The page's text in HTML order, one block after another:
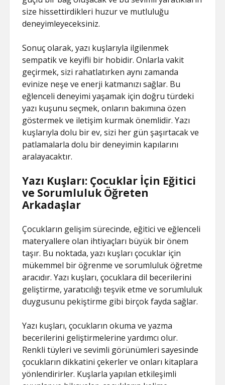
size hissettirdikleri huzur ve mutluluğu
deneyimleyeceksiniz.
Sonuç olarak, yazı kuşlarıyla ilgilenmek
sempatik ve keyifli bir hobidir. Onlarla vakit
geçirmek, sizi rahatlatırken aynı zamanda
evinize neşe ve enerji katmanızı sağlar. Bu
eğlenceli deneyimi yaşamak için doğru türdeki
yazı kuşunu seçmek, onların bakımına özen
göstermek ve iletişim kurmak önemlidir. Yazı
kuşlarıyla dolu bir ev, sizi her gün şaşırtacak ve
patlamalarla dolu bir deneyimin kapılarını
aralayacaktır.
Yazı Kuşları: Çocuklar İçin Eğitici
ve Sorumluluk Öğreten
Arkadaşlar
Çocukların gelişim sürecinde, eğitici ve eğlenceli
materyallere olan ihtiyaçları büyük bir önem
taşır. Bu noktada, yazı kuşları çocuklar için
mükemmel bir öğrenme ve sorumluluk öğretme
aracıdır. Yazı kuşları, çocuklara dil becerilerini
geliştirme, yaratıcılığı teşvik etme ve sorumluluk
duygusunu pekiştirme gibi birçok fayda sağlar.
Yazı kuşları, çocukların okuma ve yazma
becerilerini geliştirmelerine yardımcı olur.
Renkli tüyleri ve sevimli görünümleri sayesinde
çocukların dikkatini çekerler ve onları kitaplara
yönlendirirler. Kuşlarla yapılan etkileşimli